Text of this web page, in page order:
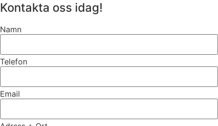
Kontakta oss idag!
Namn
Telefon
Email